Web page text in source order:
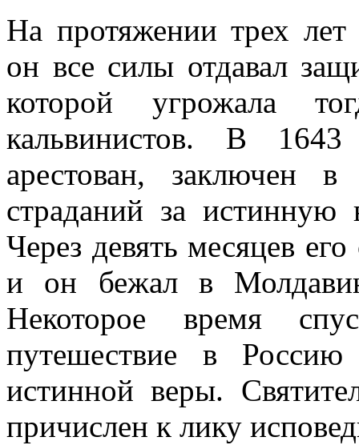
На протяжении трех лет
он все силы отдавал
которой угрожала
кальвинистов. В
арестован, заключен
страданий за истинную
Через девять месяцев
и он бежал в
Некоторое время
путешествие в
истинной веры.
причислен к лику